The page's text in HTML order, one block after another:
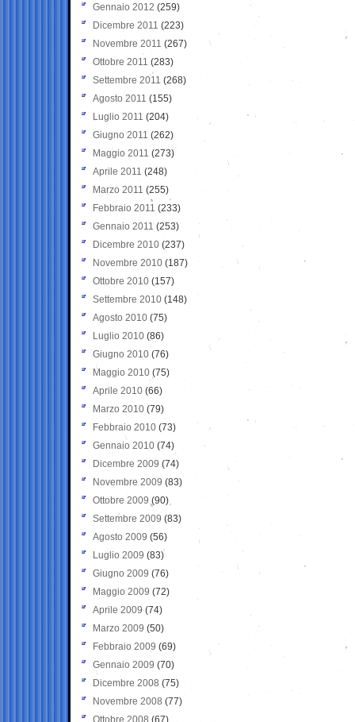
Gennaio 2012 (259)
Dicembre 2011 (223)
Novembre 2011 (267)
Ottobre 2011 (283)
Settembre 2011 (268)
Agosto 2011 (155)
Luglio 2011 (204)
Giugno 2011 (262)
Maggio 2011 (273)
Aprile 2011 (248)
Marzo 2011 (255)
Febbraio 2011 (233)
Gennaio 2011 (253)
Dicembre 2010 (237)
Novembre 2010 (187)
Ottobre 2010 (157)
Settembre 2010 (148)
Agosto 2010 (75)
Luglio 2010 (86)
Giugno 2010 (76)
Maggio 2010 (75)
Aprile 2010 (66)
Marzo 2010 (79)
Febbraio 2010 (73)
Gennaio 2010 (74)
Dicembre 2009 (74)
Novembre 2009 (83)
Ottobre 2009 (90)
Settembre 2009 (83)
Agosto 2009 (56)
Luglio 2009 (83)
Giugno 2009 (76)
Maggio 2009 (72)
Aprile 2009 (74)
Marzo 2009 (50)
Febbraio 2009 (69)
Gennaio 2009 (70)
Dicembre 2008 (75)
Novembre 2008 (77)
Ottobre 2008 (67)